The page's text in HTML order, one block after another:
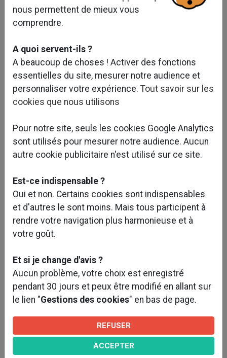
Voir plus de photos ?
nous permettent de mieux vous
comprendre.
A quoi servent-ils ?
A beaucoup de choses ! Activer des fonctions
essentielles du site, mesurer notre audience et
personnaliser votre expérience. Tout savoir sur les
cookies que nous utilisons
Pour notre site, seuls les cookies Google Analytics
sont utilisés pour mesurer notre audience. Aucun
autre cookie publicitaire n'est utilisé sur ce site.
Est-ce indispensable ?
Oui et non. Certains cookies sont indispensables
et d'autres le sont moins. Mais tous participent à
rendre votre navigation plus harmonieuse et à
votre goût.
Et si je change d'avis ?
Aucun problème, votre choix est enregistré
pendant 30 jours et peux être modifié en allant sur
le lien "Gestions des cookies" en bas de page.
REFUSER
ACCEPTER